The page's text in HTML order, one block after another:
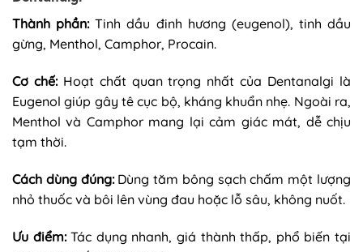
Thành phần:Tinh dầu đinh hương (eugenol), tinh dầu
gừng, Menthol, Camphor, Procain.
Cơ chế: Hoạt chất quan trọng nhất của Dentanalgi là
Eugenol giúp gây tê cục bộ, kháng khuẩn nhẹ. Ngoài ra,
Menthol và Camphor mang lại cảm giác mát, dễ chịu
tạm thời.
Cách dùng đúng: Dùng tăm bông sạch chấm một lượng
nhỏ thuốc và bôi lên vùng đau hoặc lỗ sâu, không nuốt.
Ưu điểm:Tác dụng nhanh, giá thành thấp, phổ biến tại